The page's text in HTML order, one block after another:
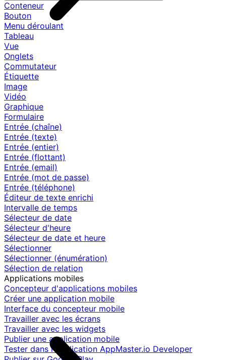
Conteneur
Bouton
Menu déroulant
Tableau
Vue
Onglets
Commutateur
Étiquette
Image
Vidéo
Graphique
Formulaire
Entrée (chaîne)
Entrée (texte)
Entrée (entier)
Entrée (flottant)
Entrée (email)
Entrée (mot de passe)
Entrée (téléphone)
Éditeur de texte enrichi
Intervalle de temps
Sélecteur de date
Sélecteur d'heure
Sélecteur de date et heure
Sélectionner
Sélectionner (énumération)
Sélection de relation
Applications mobiles
Concepteur d'applications mobiles
Créer une application mobile
Interface du concepteur mobile
Travailler avec les écrans
Travailler avec les widgets
Publier une application mobile
Tester dans l'application AppMaster.io Developer